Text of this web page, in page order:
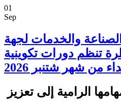
01
Sep
والخدمات لجهة
تنظم دورات تكوينية